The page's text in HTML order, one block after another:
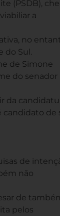
(PSDB),
a
no
do Sul.
de Simone
do senador
da
candidato de
de
não
de
pelos